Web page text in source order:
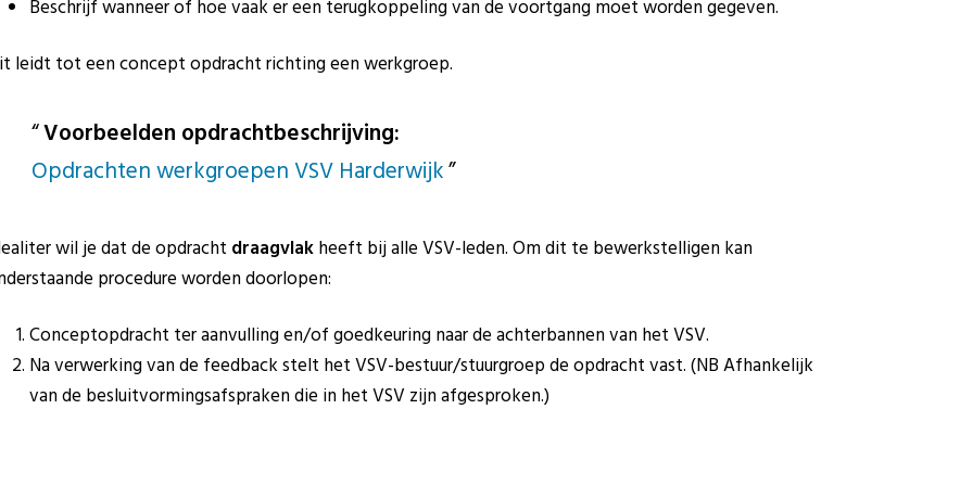
Beschrijf wanneer of hoe vaak er een terugkoppeling van de voortgang moet worden gegeven.
leidt tot een concept opdracht richting een werkgroep.
Voorbeelden opdrachtbeschrijving:
Opdrachten werkgroepen VSV Harderwijk
wil je dat de opdracht draagvlakheeft bij alle VSV-leden. Om dit te bewerkstelligen kan
procedure worden doorlopen:
Conceptopdracht ter aanvulling en/of goedkeuring naar de achterbannen van het VSV.
Na verwerking van de feedback stelt het VSV-bestuur/stuurgroep de opdracht vast. (NB Afhankelijk
van de besluitvormingsafspraken die in het VSV zijn afgesproken.)